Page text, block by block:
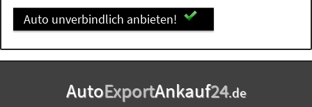
Auto unverbindlich anbieten!
AutoExportAnkauf24.de